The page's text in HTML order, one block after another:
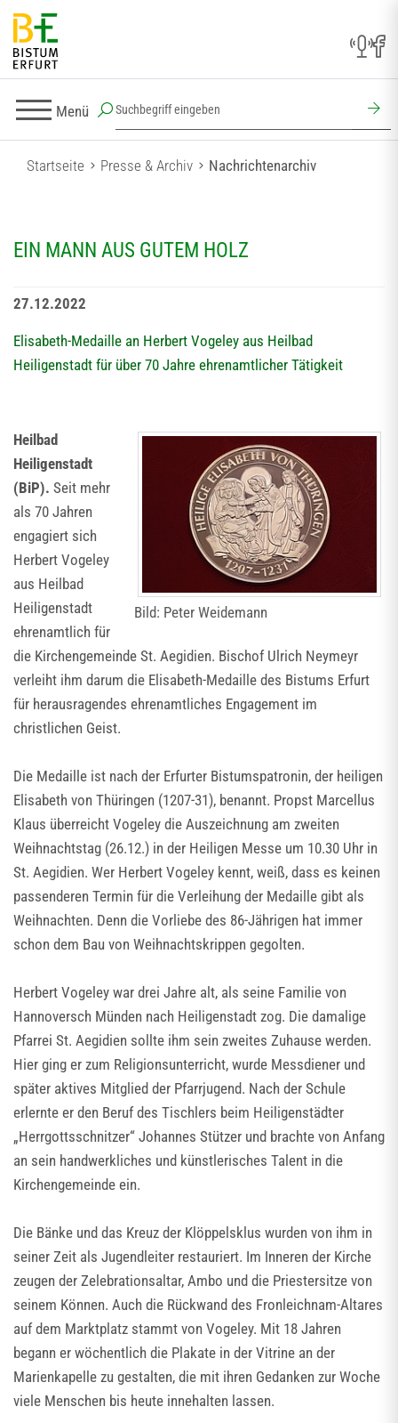
Menü
Startseite Presse & Archiv Nachrichtenarchiv
EIN MANN AUS GUTEM HOLZ
27.12.2022
Elisabeth-Medaille an Herbert Vogeley aus Heilbad
Heiligenstadt für über 70 Jahre ehrenamtlicher Tätigkeit
Bild: Peter Weidemann
Heilbad
Heiligenstadt
(BiP). Seit mehr
als 70 Jahren
engagiert sich
Herbert Vogeley
aus Heilbad
Heiligenstadt
ehrenamtlich für
die Kirchengemeinde St. Aegidien. Bischof Ulrich Neymeyr
verleiht ihm darum die Elisabeth-Medaille des Bistums Erfurt
für herausragendes ehrenamtliches Engagement im
christlichen Geist.
Die Medaille ist nach der Erfurter Bistumspatronin, der heiligen
Elisabeth von Thüringen (1207-31), benannt. Propst Marcellus
Klaus überreicht Vogeley die Auszeichnung am zweiten
Weihnachtstag (26.12.) in der Heiligen Messe um 10.30 Uhr in
St. Aegidien. Wer Herbert Vogeley kennt, weiß, dass es keinen
passenderen Termin für die Verleihung der Medaille gibt als
Weihnachten. Denn die Vorliebe des 86-Jährigen hat immer
schon dem Bau von Weihnachtskrippen gegolten.
Herbert Vogeley war drei Jahre alt, als seine Familie von
Hannoversch Münden nach Heiligenstadt zog. Die damalige
Pfarrei St. Aegidien sollte ihm sein zweites Zuhause werden.
Hier ging er zum Religionsunterricht, wurde Messdiener und
später aktives Mitglied der Pfarrjugend. Nach der Schule
erlernte er den Beruf des Tischlers beim Heiligenstädter
„Herrgottsschnitzer“ Johannes Stützer und brachte von Anfang
an sein handwerkliches und künstlerisches Talent in die
Kirchengemeinde ein.
Die Bänke und das Kreuz der Klöppelsklus wurden von ihm in
seiner Zeit als Jugendleiter restauriert. Im Inneren der Kirche
zeugen der Zelebrationsaltar, Ambo und die Priestersitze von
seinem Können. Auch die Rückwand des Fronleichnam-Altares
auf dem Marktplatz stammt von Vogeley. Mit 18 Jahren
begann er wöchentlich die Plakate in der Vitrine an der
Marienkapelle zu gestalten, die mit ihren Gedanken zur Woche
viele Menschen bis heute innehalten lassen.